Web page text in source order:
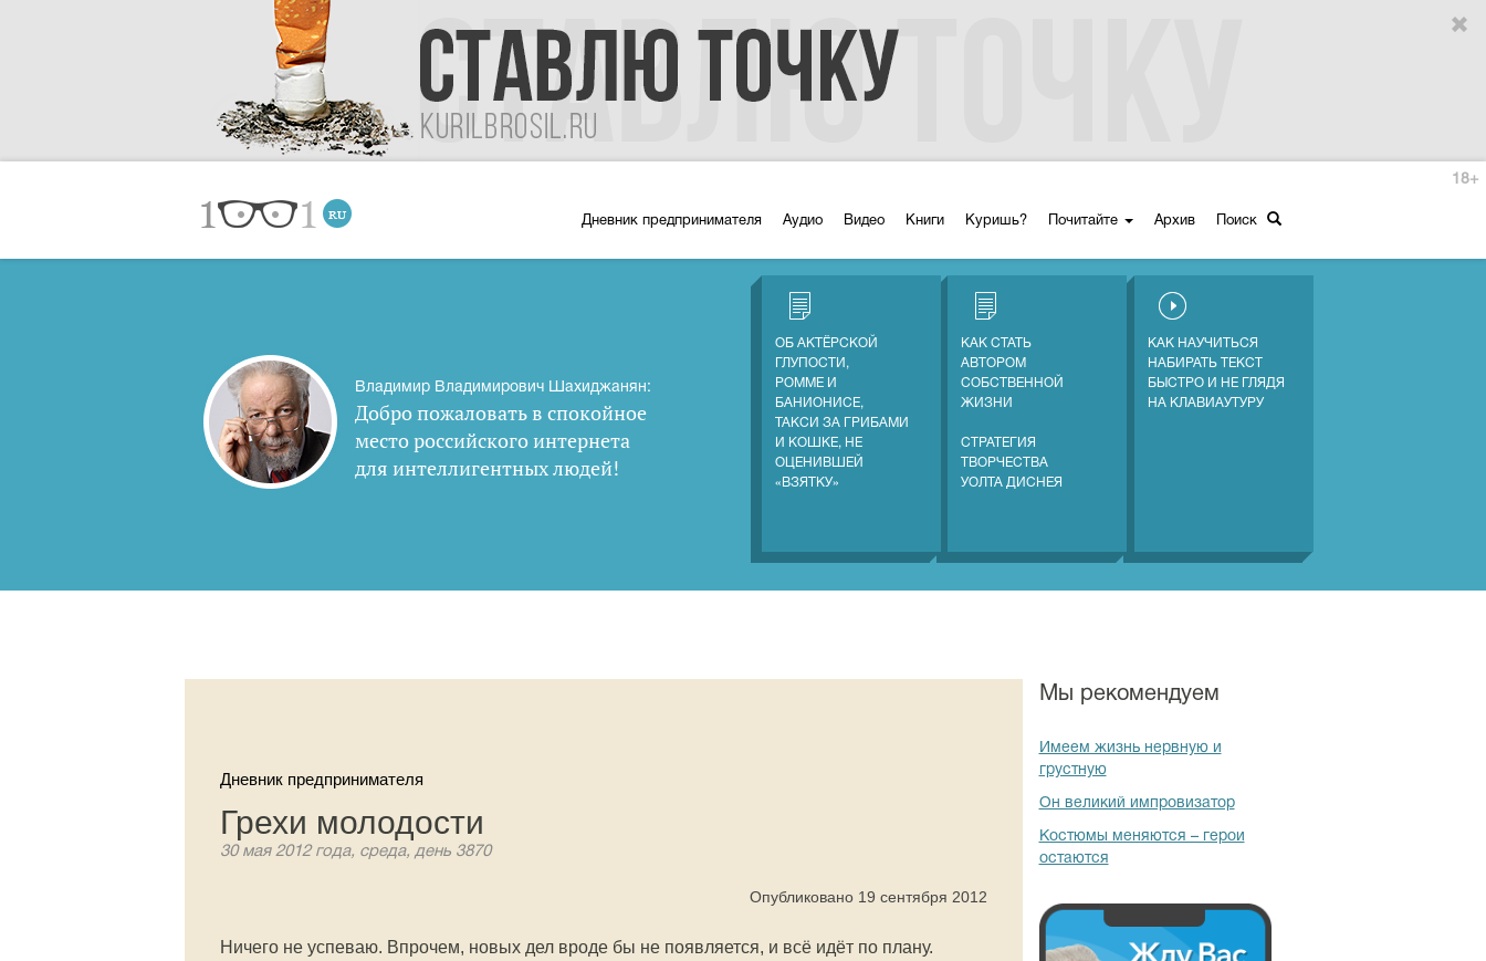
Дневник предпринимателя Аудио Видео Книги Куришь? Почитайте Архив Поиск
18+
Владимир Владимирович Шахиджанян:
Добро пожаловать в спокойное
место российского интернета
для интеллигентных людей!
ОБ АКТЁРСКОЙ
ГЛУПОСТИ,
РОММЕ И
БАНИОНИСЕ,
ТАКСИ ЗА ГРИБАМИ
И КОШКЕ, НЕ
ОЦЕНИВШЕЙ
«ВЗЯТКУ»
КАК СТАТЬ
АВТОРОМ
СОБСТВЕННОЙ
ЖИЗНИ
СТРАТЕГИЯ
ТВОРЧЕСТВА
УОЛТА ДИСНЕЯ
КАК НАУЧИТЬСЯ
НАБИРАТЬ ТЕКСТ
БЫСТРО И НЕ ГЛЯДЯ
НА КЛАВИАУТУРУ
Дневник предпринимателя
Грехи молодости
30 мая 2012 года, среда, день 3870
Опубликовано 19 сентября 2012
Ничего не успеваю. Впрочем, новых дел вроде бы не появляется, и всё идёт по плану.
Мы рекомендуем
Имеем жизнь нервную и
грустную
Он великий импровизатор
Костюмы меняются – герои
остаются